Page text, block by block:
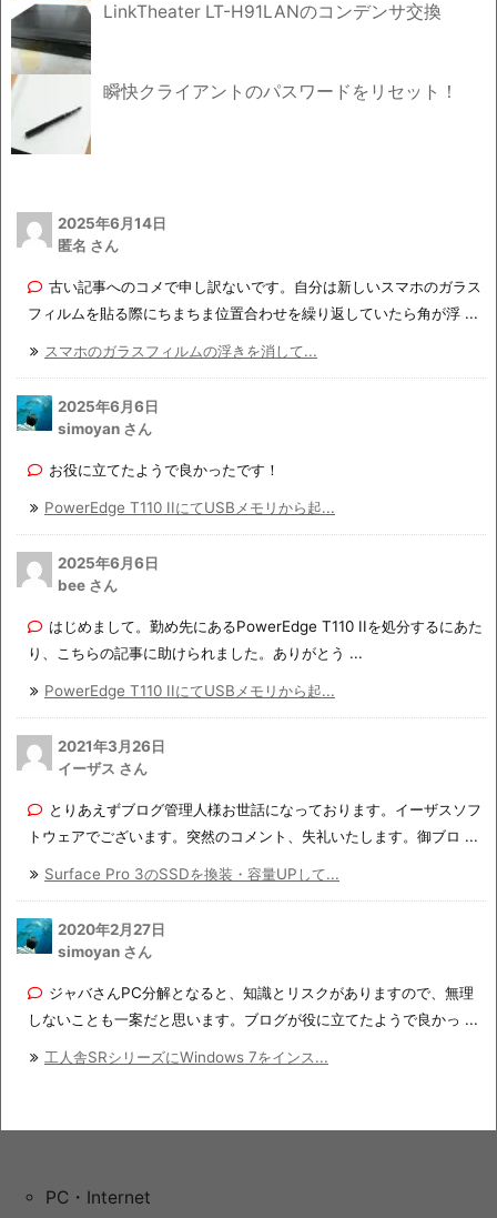
LinkTheater LT-H91LANのコンデンサ交換
瞬快クライアントのパスワードをリセット！
2025年6月14日
匿名 さん
古い記事へのコメで申し訳ないです。自分は新しいスマホのガラス
フィルムを貼る際にちまちま位置合わせを繰り返していたら角が浮 ...
スマホのガラスフィルムの浮きを消して...
2025年6月6日
simoyan さん
お役に立てたようで良かったです！
PowerEdge T110 IIにてUSBメモリから起...
2025年6月6日
bee さん
はじめまして。勤め先にあるPowerEdge T110 IIを処分するにあた
り、こちらの記事に助けられました。ありがとう ...
PowerEdge T110 IIにてUSBメモリから起...
2021年3月26日
イーザス さん
とりあえずブログ管理人様お世話になっております。イーザスソフ
トウェアでございます。突然のコメント、失礼いたします。御ブロ ...
Surface Pro 3のSSDを換装・容量UPして...
2020年2月27日
simoyan さん
ジャバさんPC分解となると、知識とリスクがありますので、無理
しないことも一案だと思います。ブログが役に立てたようで良かっ ...
工人舎SRシリーズにWindows 7をインス...
PC・Internet